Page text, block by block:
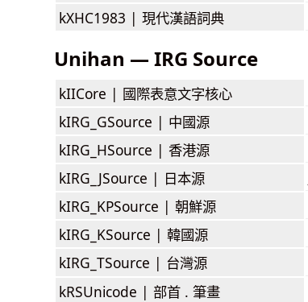
kXHC1983 | 現代漢語詞典
Unihan — IRG Source
kIICore | 國際表意文字核心
kIRG_GSource | 中國源
kIRG_HSource | 香港源
kIRG_JSource | 日本源
kIRG_KPSource | 朝鮮源
kIRG_KSource | 韓國源
kIRG_TSource | 台灣源
kRSUnicode | 部首 . 筆畫